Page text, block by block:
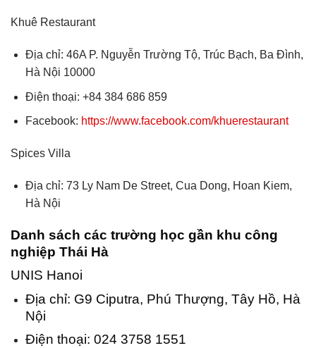
Khuê Restaurant
Địa chỉ: 46A P. Nguyễn Trường Tộ, Trúc Bạch, Ba Đình,
Hà Nội 10000
Điện thoại: +84 384 686 859
Facebook: https://www.facebook.com/khuerestaurant
Spices Villa
Địa chỉ: 73 Ly Nam De Street, Cua Dong, Hoan Kiem,
Hà Nội
Danh sách các trường học gần khu công
nghiệp Thái Hà
UNIS Hanoi
Địa chỉ: G9 Ciputra, Phú Thượng, Tây Hồ, Hà
Nội
Điện thoại: 024 3758 1551